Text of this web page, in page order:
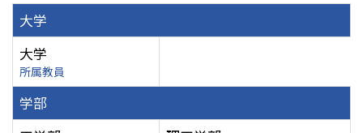
大学
大学
所属教員
学部